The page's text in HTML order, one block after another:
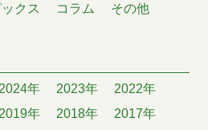
クス コラム その他
2024年 2023年
2022年
2019年 2018年
2017年